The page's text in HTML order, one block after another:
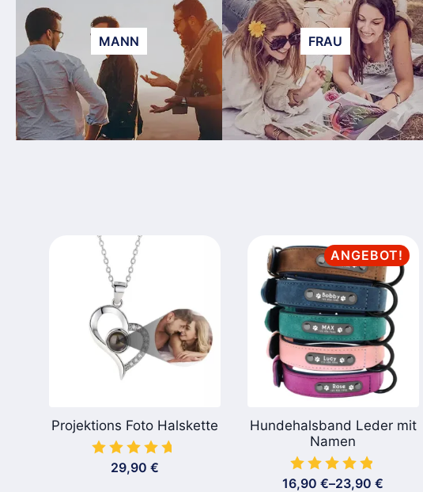
MANN FRAU
Projektions Foto Halskette
29,90 €
ANGEBOT!
Hundehalsband Leder mit
Namen
16,90€–23,90€